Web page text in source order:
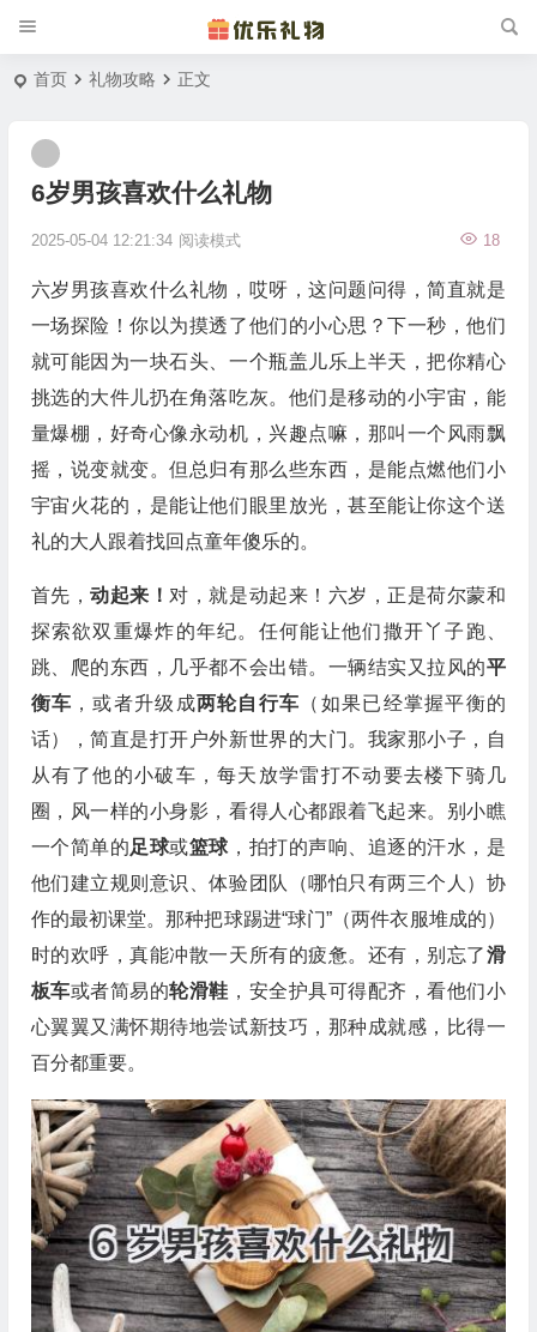
首页 礼物攻略 正文
6岁男孩喜欢什么礼物
2025-05-04 12:21:34 18
阅读模式
六岁男孩喜欢什么礼物，哎呀，这问题问得，简直就是
一场探险！你以为摸透了他们的小心思？下一秒，他们
就可能因为一块石头、一个瓶盖儿乐上半天，把你精心
挑选的大件儿扔在角落吃灰。他们是移动的小宇宙，能
量爆棚，好奇心像永动机，兴趣点嘛，那叫一个风雨飘
摇，说变就变。但总归有那么些东西，是能点燃他们小
宇宙火花的，是能让他们眼里放光，甚至能让你这个送
礼的大人跟着找回点童年傻乐的。
首先，动起来！ 对，就是动起来！六岁，正是荷尔蒙和
探索欲双重爆炸的年纪。任何能让他们撒开丫子跑、
跳、爬的东西，几乎都不会出错。一辆结实又拉风的平
衡车 ，或者升级成两轮自行车 （如果已经掌握平衡的
话），简直是打开户外新世界的大门。我家那小子，自
从有了他的小破车，每天放学雷打不动要去楼下骑几
圈，风一样的小身影，看得人心都跟着飞起来。别小瞧
一个简单的足球或篮球，拍打的声响、追逐的汗水，是
他们建立规则意识、体验团队（哪怕只有两三个人）协
作的最初课堂。那种把球踢进“球门”（两件衣服堆成的）
时的欢呼，真能冲散一天所有的疲惫。还有，别忘了滑
板车或者简易的轮滑鞋 ，安全护具可得配齐，看他们小
心翼翼又满怀期待地尝试新技巧，那种成就感，比得一
百分都重要。